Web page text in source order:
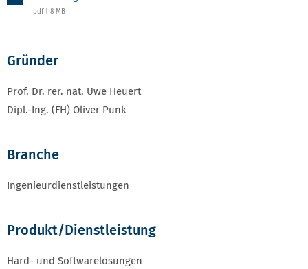
pdf | 8 MB
Gründer
Prof. Dr. rer. nat. Uwe Heuert
Dipl.-Ing. (FH) Oliver Punk
Branche
Ingenieurdienstleistungen
Produkt/Dienstleistung
Hard- und Softwarelösungen